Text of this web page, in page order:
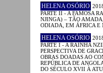
HELENA OSÓRIO
PARTE II - A FAMOSA
NJINGA) – TÃO
ODIADA, EM ÁFRICA E
HELENA OSÓRIO
PARTE I - A RAINHA
PERSPECTIVA DE
OBRAS DOADAS AO
REPÚBLICA DE
DO SÉCULO XVII À